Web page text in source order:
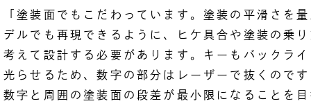
「塗装面でもこだわっています。塗装の平滑さを
デルでも再現できるように、ヒケ具合や塗装の乗
考えて設計する必要があります。キーもバックラ
光らせるため、数字の部分はレーザーで抜くので
数字と周囲の塗装面の段差が最小限になることを